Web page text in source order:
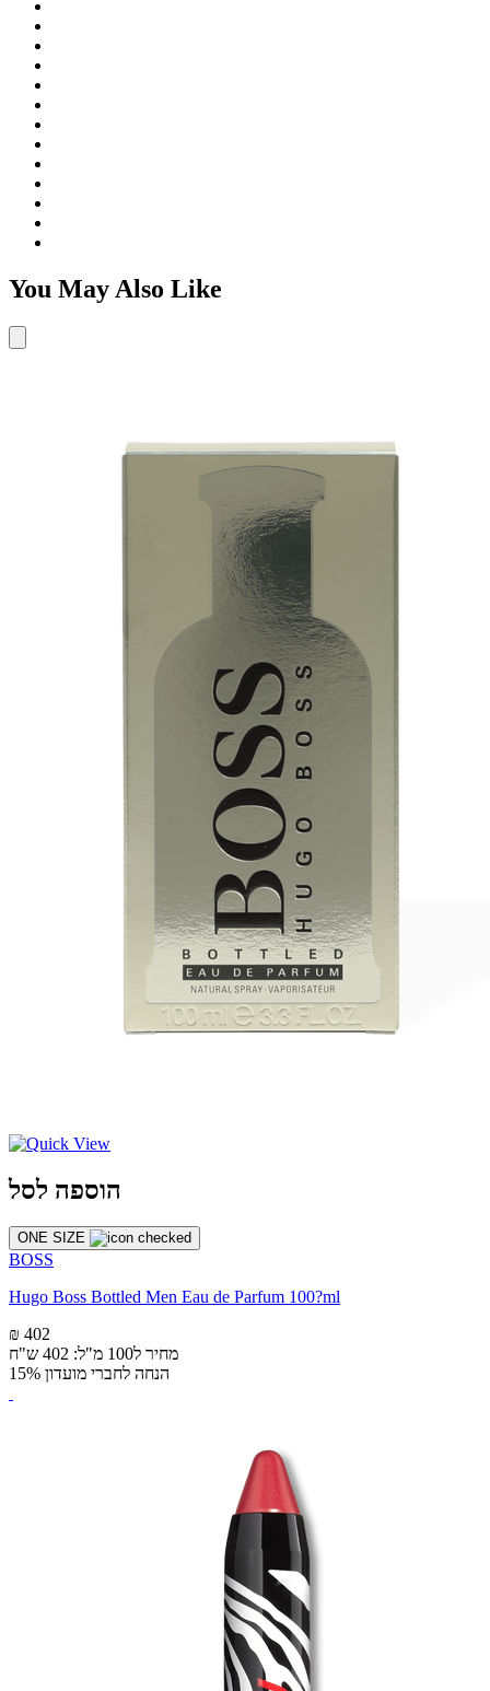
You May Also Like
הוספה לסל
ONE SIZE
BOSS
Hugo Boss Bottled Men Eau de Parfum 100?ml
₪ 402
מחיר ל100 מ"ל: 402 ש"ח
הנחה לחברי מועדון 15%